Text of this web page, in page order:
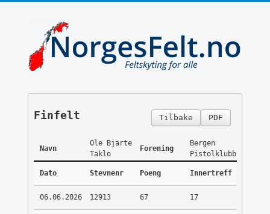
PDF
Tilbake
Finfelt
Navn
Ole Bjarte
Taklo
Forening
Bergen
Pistolklubb
Dato Stevnenr Poeng Innertreff
06.06.2026 12913 67 17